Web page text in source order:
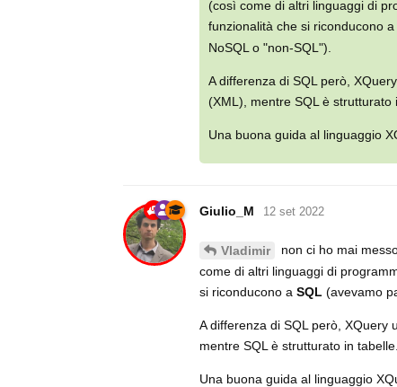
(così come di altri linguaggi di
funzionalità che si riconducono a
NoSQL o "non-SQL").
A differenza di SQL però,
(XML), mentre SQL è strutturato
Una buona guida al linguaggio
Giulio_M 12 set 2022
Vladimir
non ci ho mai
come di altri linguaggi di
si riconducono a SQL (avevamo
A differenza di SQL però, XQuery
mentre SQL è strutturato in tabelle.
Una buona guida al linguaggio